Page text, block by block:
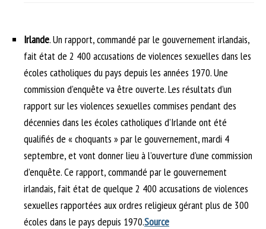
Irlande. Un rapport, commandé par le gouvernement irlandais,
fait état de 2 400 accusations de violences sexuelles dans les
écoles catholiques du pays depuis les années 1970. Une
commission d’enquête va être ouverte. Les résultats d’un
rapport sur les violences sexuelles commises pendant des
décennies dans les écoles catholiques d’Irlande ont été
qualifiés de « choquants » par le gouvernement, mardi 4
septembre, et vont donner lieu à l’ouverture d’une commission
d’enquête. Ce rapport, commandé par le gouvernement
irlandais, fait état de quelque 2 400 accusations de violences
sexuelles rapportées aux ordres religieux gérant plus de 300
écoles dans le pays depuis 1970.Source